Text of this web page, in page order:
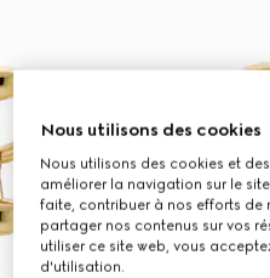
Nous utilisons des cookies
Nous utilisons des cookies et
améliorer la navigation sur le
faite, contribuer à nos efforts de
partager nos contenus sur vos
utiliser ce site web, vous
d'utilisation.